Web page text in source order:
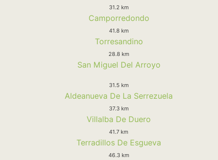
31.2 km
Camporredondo
41.8 km
Torresandino
28.8 km
San Miguel Del Arroyo
31.5 km
Aldeanueva De La Serrezuela
37.3 km
Villalba De Duero
41.7 km
Terradillos De Esgueva
46.3 km